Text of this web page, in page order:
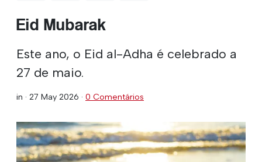
Eid Mubarak
Este ano, o Eid al-Adha é celebrado a
27 de maio.
in · 27 May 2026 · 0 Comentários